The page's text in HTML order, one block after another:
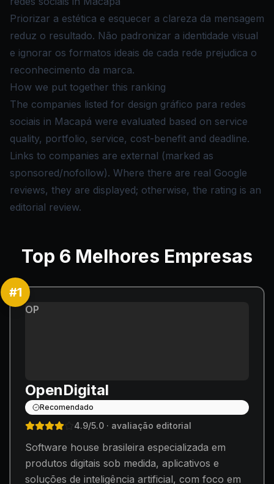
Priorizar a estética e esquecer a clareza da mensagem
reduz o resultado. Não padronizar a identidade visual
e ignorar os formatos ideais de cada rede prejudica o
reconhecimento da marca.
How we put together this ranking
The companies listed for design gráfico para redes
sociais in Macapá were evaluated based on service
quality, portfolio, service, cost-benefit and deadline.
Links to companies are external (marked as
sponsored/nofollow). Where there are real Google
reviews, they are displayed; otherwise, the rating is an
editorial review.
Top 6 Melhores Empresas
#1
OP
OpenDigital
Recomendado
4.9/5.0 · avaliação editorial
Software house brasileira especializada em
produtos digitais sob medida, aplicativos e
soluções de inteligência artificial, com foco em